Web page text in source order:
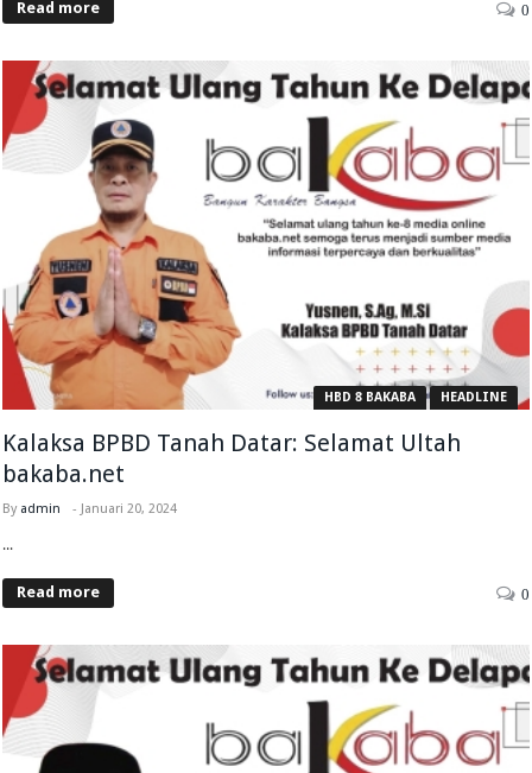
Read more 0
HBD 8 BAKABA HEADLINE
Kalaksa BPBD Tanah Datar: Selamat Ultah
bakaba.net
By admin - Januari 20, 2024
...
Read more 0